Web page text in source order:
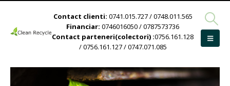
Contact clienti: 0741.015.727 / 0748.011.565
Financiar: 0746016050 / 0787573736
Contact parteneri(colectori) :0756.161.128
/ 0756.161.127 / 0747.071.085